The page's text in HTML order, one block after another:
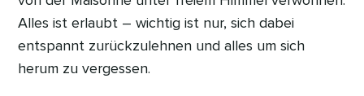
Alles ist erlaubt – wichtig ist nur, sich dabei
entspannt zurückzulehnen und alles um sich
herum zu vergessen.